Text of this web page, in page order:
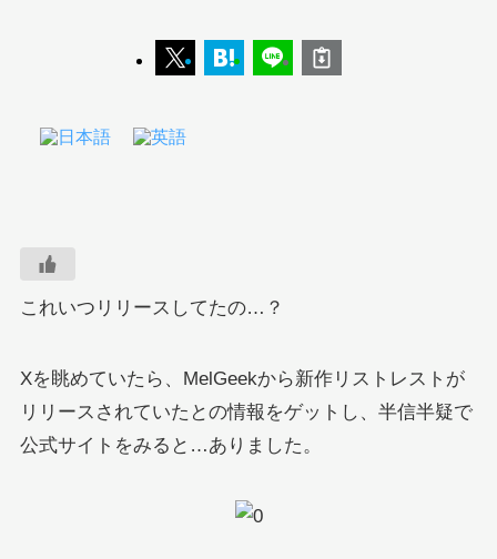
これいつリリースしてたの…？
Xを眺めていたら、MelGeekから新作リストレストが
リリースされていたとの情報をゲットし、半信半疑で
公式サイトをみると…ありました。